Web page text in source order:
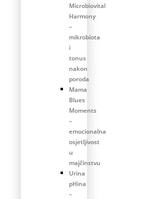
Microbiovital
Harmony
–
mikrobiota
i
tonus
nakon
poroda
Mama
Blues
Moments
–
emocionalna
osjetljivost
u
majčinstvu
Urina
pHina
–